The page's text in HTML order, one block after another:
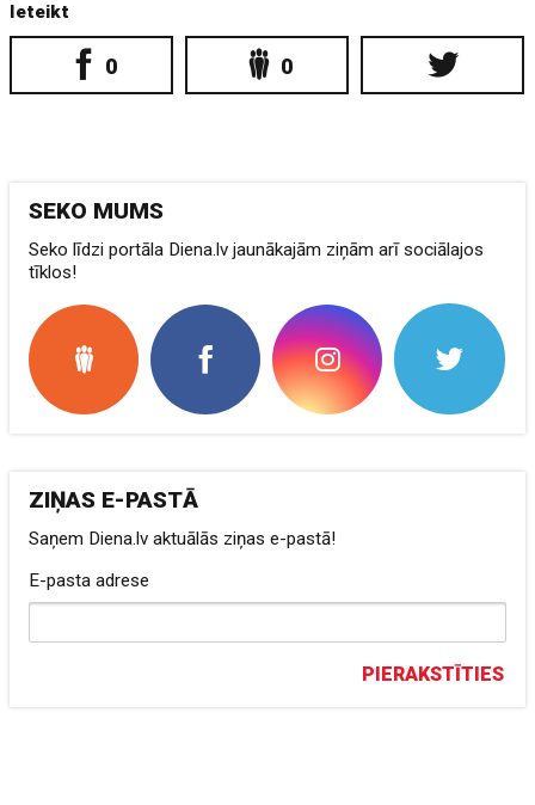
Ieteikt
0 0
SEKO MUMS
Seko līdzi portāla Diena.lv jaunākajām ziņām arī sociālajos
tīklos!
ZIŅAS E-PASTĀ
Saņem Diena.lv aktuālās ziņas e-pastā!
E-pasta adrese
PIERAKSTĪTIES